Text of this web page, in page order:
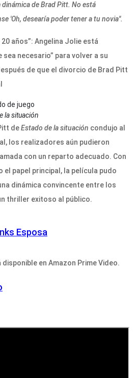
de Brad Pitt. No está
'Oh, desearía poder tener a tu novia''.
20 años”: Angelina Jolie está
necesario” para volver a su
de que el divorcio de Brad Pitt
la situación
deEstado de la situación condujo al
los realizadores aún pudieron
con un reparto adecuado. Con
el papel principal, la película pudo
dinámica convincente entre los
thriller exitoso al público.
Esposa
disponible en Amazon Prime Video.